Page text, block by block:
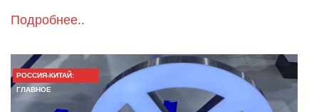
Подробнее..
РОССИЯ-КИТАЙ:
ГЛАВНОЕ